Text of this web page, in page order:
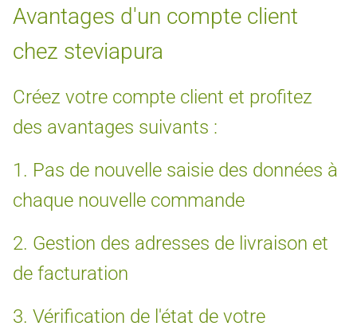
Avantages d'un compte client
chez steviapura
Créez votre compte client et profitez
des avantages suivants :
1. Pas de nouvelle saisie des données à
chaque nouvelle commande
2. Gestion des adresses de livraison et
de facturation
3. Vérification de l'état de votre